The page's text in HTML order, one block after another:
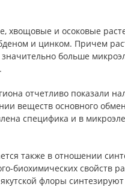
хвощовые и осоковые
и цинком. Причем
больше
отчетливо показали
веществ основного
специфика и в
также в отношении
биохимических свойств
флоры